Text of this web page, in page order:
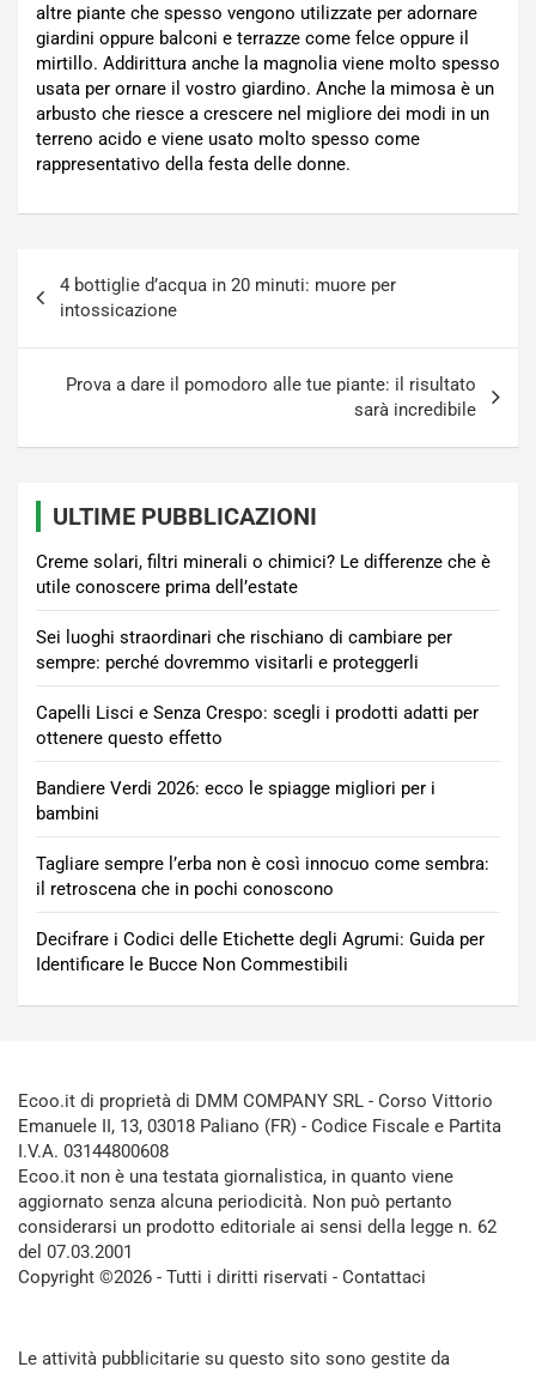
altre piante che spesso vengono utilizzate per adornare
giardini oppure balconi e terrazze come felce oppure il
mirtillo. Addirittura anche la magnolia viene molto spesso
usata per ornare il vostro giardino. Anche la mimosa è un
arbusto che riesce a crescere nel migliore dei modi in un
terreno acido e viene usato molto spesso come
rappresentativo della festa delle donne.
articoli
4 bottiglie d’acqua in 20 minuti: muore per
intossicazione
Prova a dare il pomodoro alle tue piante: il risultato
sarà incredibile
ULTIME PUBBLICAZIONI
Creme solari, filtri minerali o chimici? Le differenze che è
utile conoscere prima dell’estate
Sei luoghi straordinari che rischiano di cambiare per
sempre: perché dovremmo visitarli e proteggerli
Capelli Lisci e Senza Crespo: scegli i prodotti adatti per
ottenere questo effetto
Bandiere Verdi 2026: ecco le spiagge migliori per i
bambini
Tagliare sempre l’erba non è così innocuo come sembra:
il retroscena che in pochi conoscono
Decifrare i Codici delle Etichette degli Agrumi: Guida per
Identificare le Bucce Non Commestibili
Ecoo.it di proprietà di DMM COMPANY SRL - Corso Vittorio
Emanuele II, 13, 03018 Paliano (FR) - Codice Fiscale e Partita
I.V.A. 03144800608
Ecoo.it non è una testata giornalistica, in quanto viene
aggiornato senza alcuna periodicità. Non può pertanto
considerarsi un prodotto editoriale ai sensi della legge n. 62
del 07.03.2001
Copyright ©2026 - Tutti i diritti riservati - Contattaci
Le attività pubblicitarie su questo sito sono gestite da